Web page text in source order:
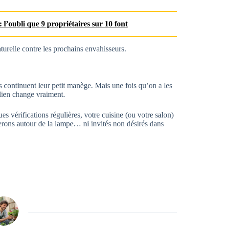
l’oubli que 9 propriétaires sur 10 font
contre les prochains envahisseurs.
leur petit manège. Mais une fois qu’on a les
change vraiment.
vérifications régulières, votre cuisine (ou votre salon)
autour de la lampe… ni invités non désirés dans